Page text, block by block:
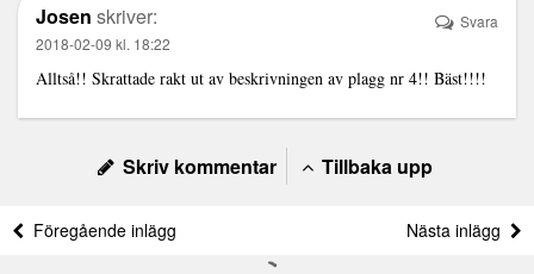
Josen skriver:
2018-02-09 kl. 18:22
Alltså!! Skrattade rakt ut av beskrivningen av plagg nr 4!! Bäst!!!!
Svara
Skriv kommentar Tillbaka upp
Föregående inlägg Nästa inlägg